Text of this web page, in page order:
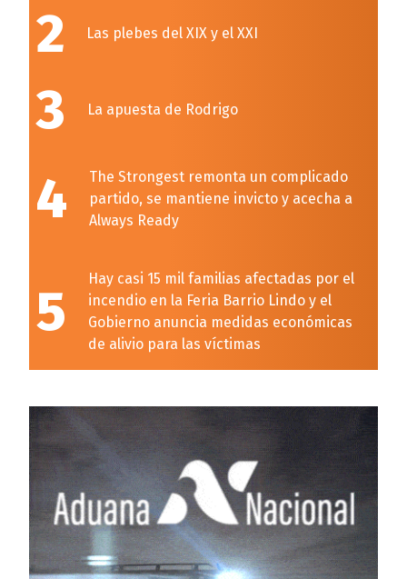
2 Las plebes del XIX y el XXI
3 La apuesta de Rodrigo
4
The Strongest remonta un complicado
partido, se mantiene invicto y acecha a
Always Ready
5
Hay casi 15 mil familias afectadas por el
incendio en la Feria Barrio Lindo y el
Gobierno anuncia medidas económicas
de alivio para las víctimas